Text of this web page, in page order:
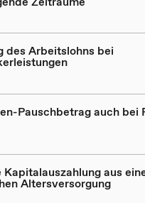
des Arbeitslohns bei
Pauschbetrag auch bei
aus
Altersversorgung